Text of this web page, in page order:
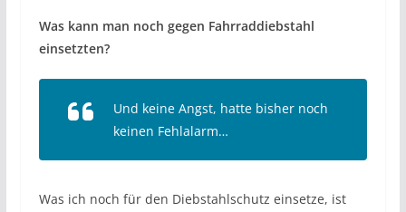
Was kann man noch gegen Fahrraddiebstahl
einsetzten?
Und keine Angst, hatte bisher noch
keinen Fehlalarm…
Was ich noch für den Diebstahlschutz einsetze, ist